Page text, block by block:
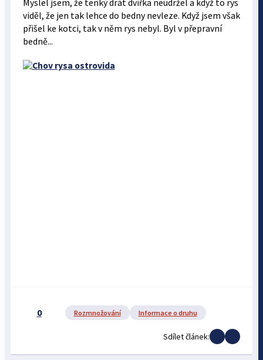
Myslel jsem, že tenký drát dvířka neudržel a když to rys
viděl, že jen tak lehce do bedny nevleze. Když jsem však
přišel ke kotci, tak v něm rys nebyl. Byl v přepravní
bedně...
0 Rozmnožování Informace o druhu
Sdílet článek: